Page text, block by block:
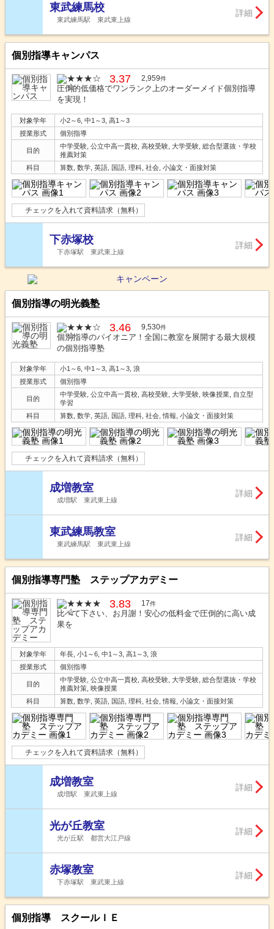
東武練馬校
東武練馬駅 東武東上線
詳細
個別指導キャンパス
3.37 2,959件
圧倒的低価格でワンランク上のオーダーメイド個別指導
を実現！
対象学年
小2～6, 中1～3, 高1～3
授業形式
個別指導
目的
中学受験, 公立中高一貫校, 高校受験, 大学受験, 総合型選抜・学校
推薦対策
科目
算数, 数学, 英語, 国語, 理科, 社会, 小論文・面接対策
チェックを入れて資料請求（無料）
下赤塚校
下赤塚駅 東武東上線
詳細
個別指導の明光義塾
3.46 9,530件
個別指導のパイオニア！全国に教室を展開する最大規模
の個別指導塾
対象学年
小1～6, 中1～3, 高1～3, 浪
授業形式
個別指導
目的
中学受験, 公立中高一貫校, 高校受験, 大学受験, 映像授業, 自立型
学習
科目
算数, 数学, 英語, 国語, 理科, 社会, 情報, 小論文・面接対策
チェックを入れて資料請求（無料）
成増教室
成増駅 東武東上線
詳細
東武練馬教室
東武練馬駅 東武東上線
詳細
個別指導専門塾 ステップアカデミー
3.83 17件
比べて下さい、お月謝！安心の低料金で圧倒的に高い成
果を
対象学年
年長, 小1～6, 中1～3, 高1～3, 浪
授業形式
個別指導
目的
中学受験, 公立中高一貫校, 高校受験, 大学受験, 総合型選抜・学校
推薦対策, 映像授業
科目
算数, 数学, 英語, 国語, 理科, 社会, 情報, 小論文・面接対策
チェックを入れて資料請求（無料）
成増教室
成増駅 東武東上線
詳細
光が丘教室
光が丘駅 都営大江戸線
詳細
赤塚教室
下赤塚駅 東武東上線
詳細
個別指導 スクールＩＥ